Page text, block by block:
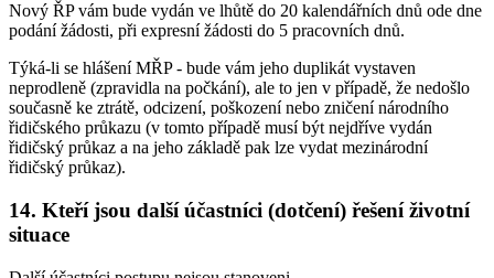
Nový ŘP vám bude vydán ve lhůtě do 20 kalendářních dnů ode dne
podání žádosti, při expresní žádosti do 5 pracovních dnů.
Týká-li se hlášení MŘP - bude vám jeho duplikát vystaven
neprodleně (zpravidla na počkání), ale to jen v případě, že nedošlo
současně ke ztrátě, odcizení, poškození nebo zničení národního
řidičského průkazu (v tomto případě musí být nejdříve vydán
řidičský průkaz a na jeho základě pak lze vydat mezinárodní
řidičský průkaz).
14. Kteří jsou další účastníci (dotčení) řešení životní
situace